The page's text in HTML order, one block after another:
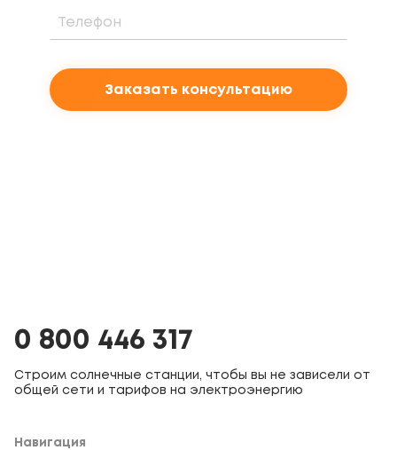
Заказать консультацию
0 800 446 317
Строим солнечные станции, чтобы вы не зависели от
общей сети и тарифов на электроэнергию
Навигация